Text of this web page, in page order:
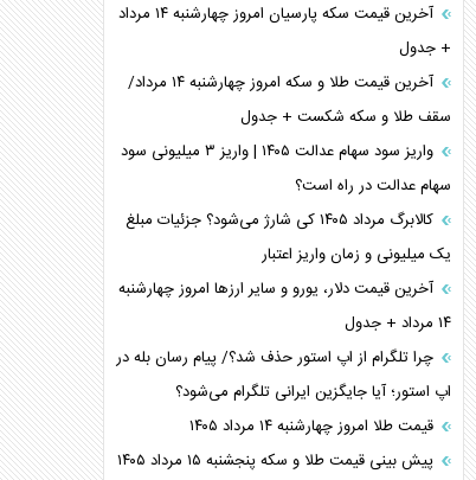
آخرین قیمت سکه پارسیان امروز چهارشنبه ۱۴ مرداد
+ جدول
آخرین قیمت طلا و سکه امروز چهارشنبه ۱۴ مرداد/
سقف طلا و سکه شکست + جدول
واریز سود سهام عدالت ۱۴۰۵ | واریز ۳ میلیونی سود
سهام عدالت در راه است؟
کالابرگ مرداد ۱۴۰۵ کی شارژ می‌شود؟ جزئیات مبلغ
یک میلیونی و زمان واریز اعتبار
آخرین قیمت دلار، یورو و سایر ارز‌ها امروز چهارشنبه
۱۴ مرداد + جدول
چرا تلگرام از اپ استور حذف شد؟/ پیام رسان بله در
اپ استور؛ آیا جایگزین ایرانی تلگرام می‌شود؟
قیمت طلا امروز چهارشنبه ۱۴ مرداد ۱۴۰۵
پیش بینی قیمت طلا و سکه پنجشنبه ۱۵ مرداد ۱۴۰۵